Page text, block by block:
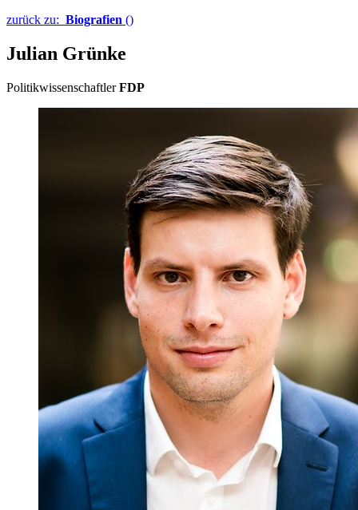
zurück zu: Biografien ()
Julian Grünke
Politikwissenschaftler FDP